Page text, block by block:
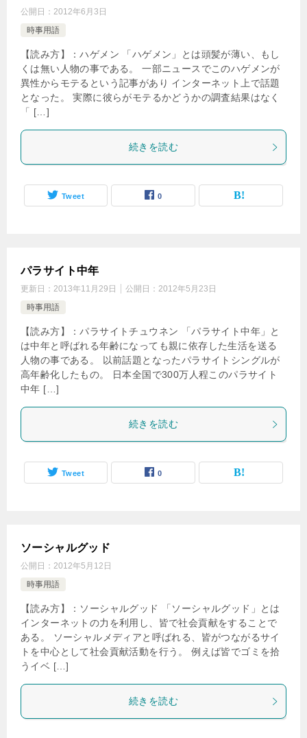
公開日： 2012年6月3日
時事用語
【読み方】：ハゲメン 「ハゲメン」とは頭髪が薄い、もし
くは無い人物の事である。 一部ニュースでこのハゲメンが
異性からモテるという記事があり インターネット上で話題
となった。 実際に彼らがモテるかどうかの調査結果はなく
「 […]
続きを読む
Tweet 0
パラサイト中年
更新日： 2013年11月29日 公開日： 2012年5月23日
時事用語
【読み方】：パラサイトチュウネン 「パラサイト中年」と
は中年と呼ばれる年齢になっても親に依存した生活を送る
人物の事である。 以前話題となったパラサイトシングルが
高年齢化したもの。 日本全国で300万人程このパラサイト
中年 […]
続きを読む
Tweet 0
ソーシャルグッド
公開日： 2012年5月12日
時事用語
【読み方】：ソーシャルグッド 「ソーシャルグッド」とは
インターネットの力を利用し、皆で社会貢献をすることで
ある。 ソーシャルメディアと呼ばれる、皆がつながるサイ
トを中心として社会貢献活動を行う。 例えば皆でゴミを拾
うイベ […]
続きを読む